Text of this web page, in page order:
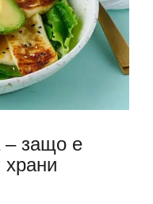
– защо е
храни